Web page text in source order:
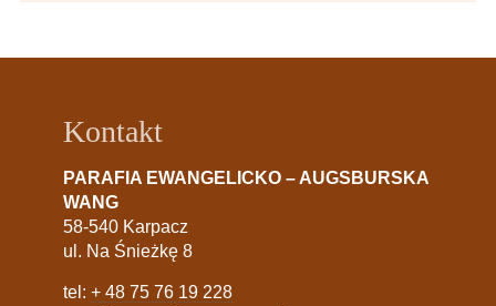
Kontakt
PARAFIA EWANGELICKO – AUGSBURSKA
WANG
58-540 Karpacz
ul. Na Śnieżkę 8
tel: + 48 75 76 19 228